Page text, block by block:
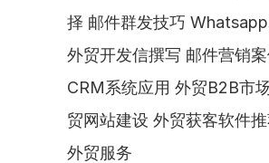
择 邮件群发技巧
外贸开发信撰写 邮件营销
CRM系统应用 外贸B2B市
贸网站建设 外贸获客软件
外贸服务